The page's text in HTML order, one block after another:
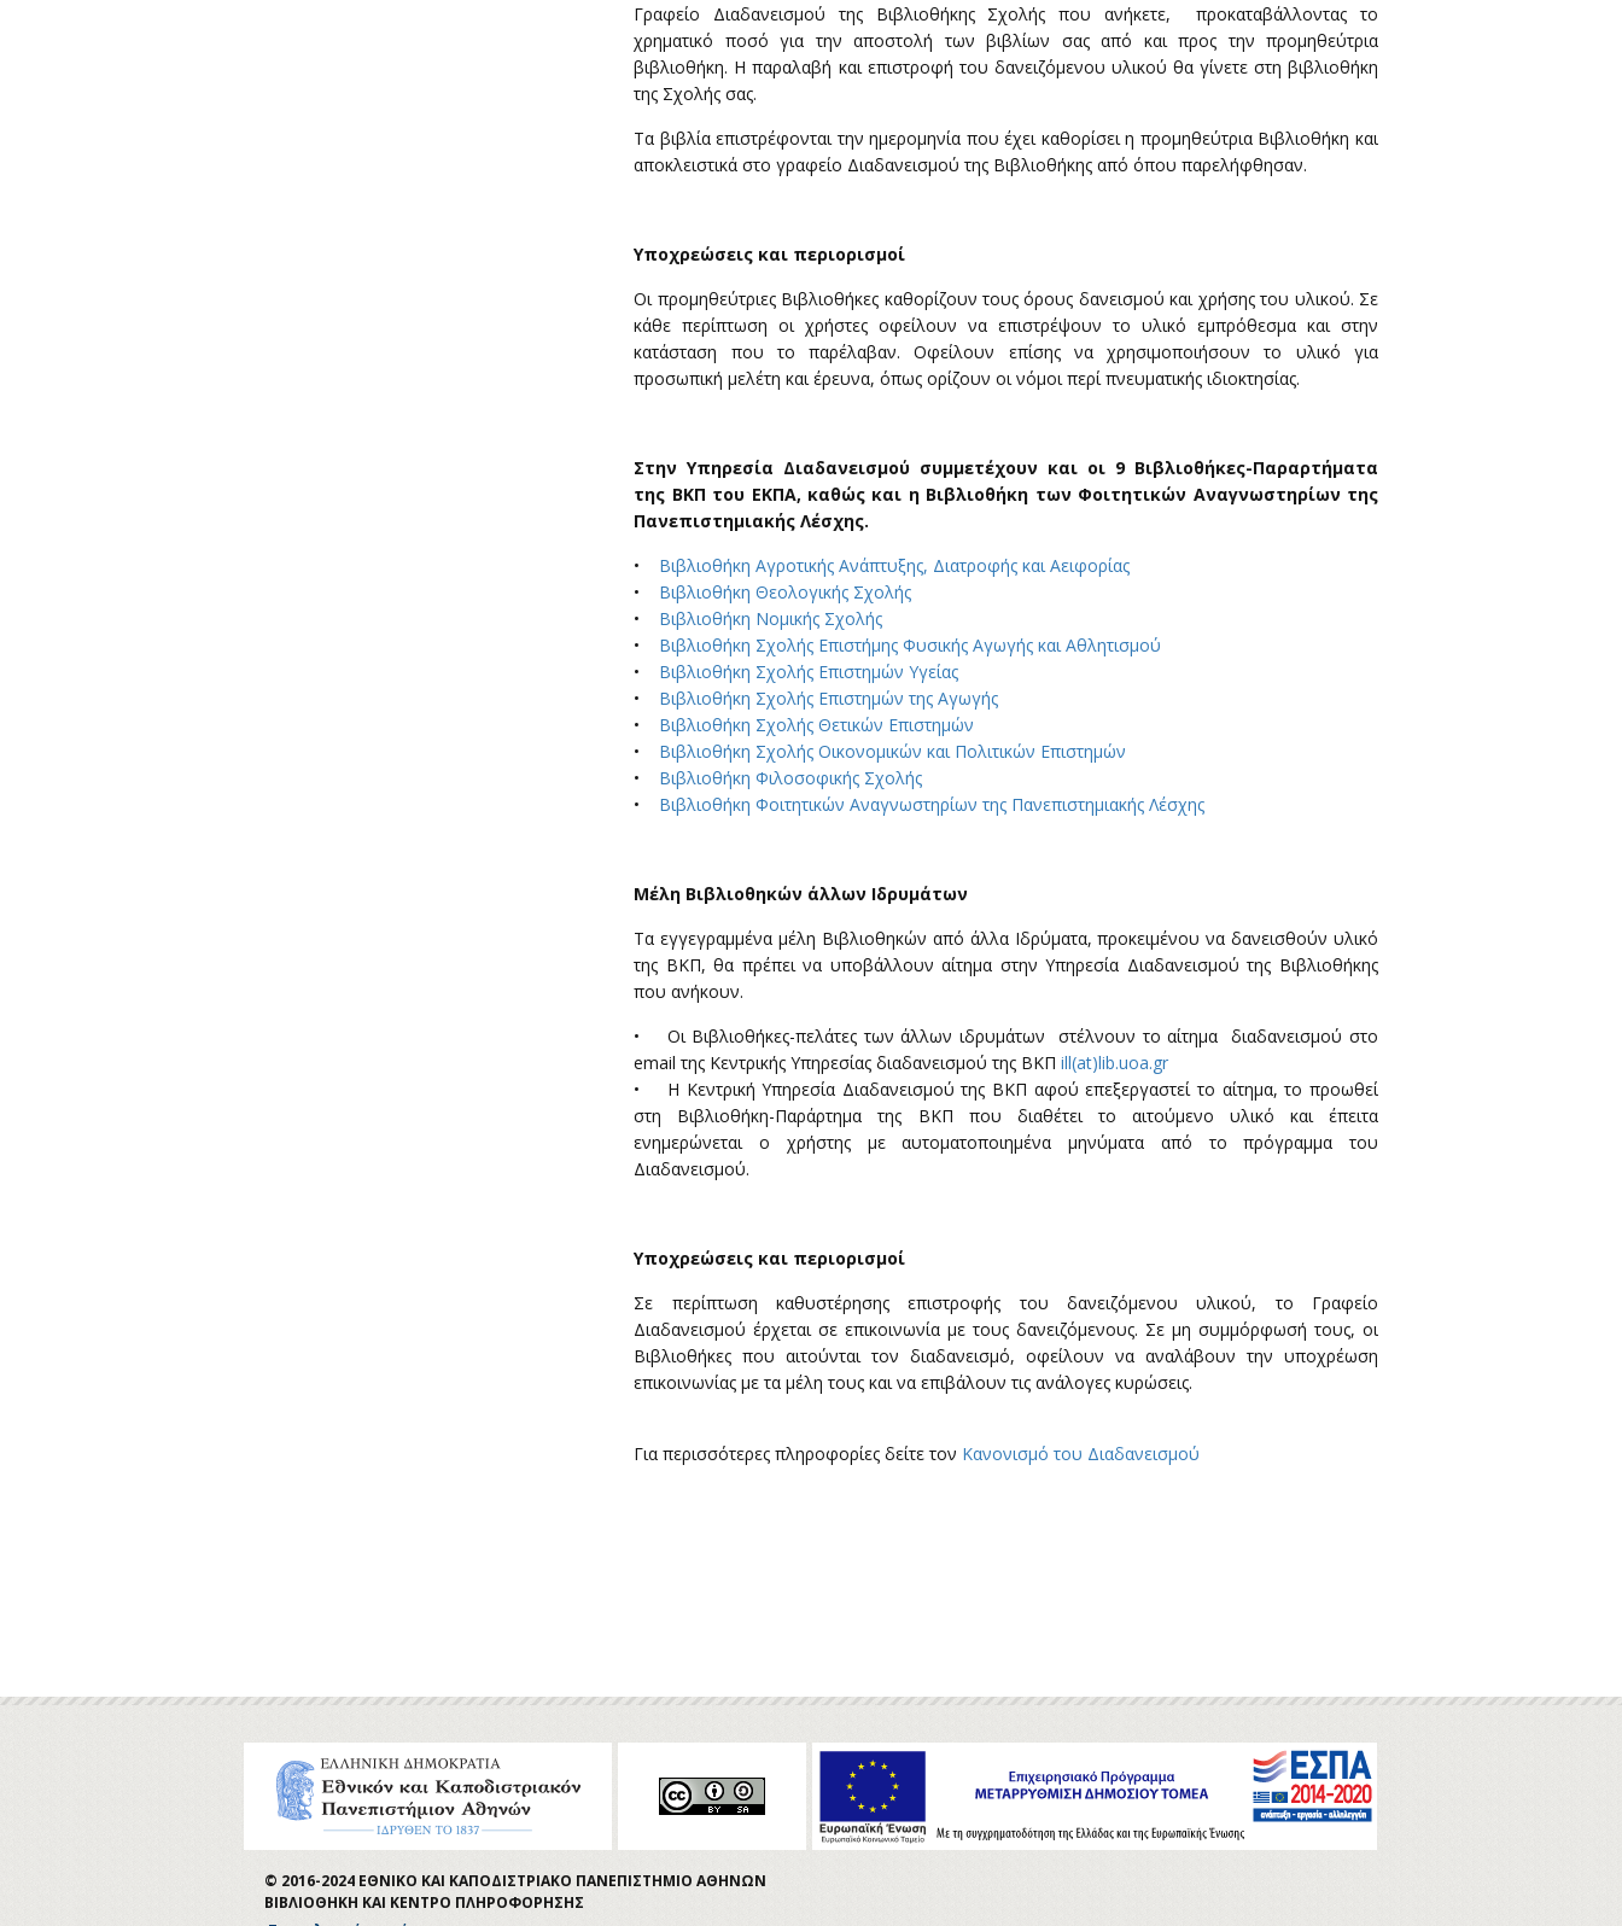
Γραφείο Διαδανεισμού της Βιβλιοθήκης Σχολής που ανήκετε, προκαταβάλλοντας το
χρηματικό ποσό για την αποστολή των βιβλίων σας από και προς την προμηθεύτρια
βιβλιοθήκη. Η παραλαβή και επιστροφή του δανειζόμενου υλικού θα γίνετε στη βιβλιοθήκη
της Σχολής σας.
Τα βιβλία επιστρέφονται την ημερομηνία που έχει καθορίσει η προμηθεύτρια Βιβλιοθήκη και
αποκλειστικά στο γραφείο Διαδανεισμού της Βιβλιοθήκης από όπου παρελήφθησαν.
Υποχρεώσεις και περιορισμοί
Οι προμηθεύτριες Βιβλιοθήκες καθορίζουν τους όρους δανεισμού και χρήσης του υλικού. Σε
κάθε περίπτωση οι χρήστες οφείλουν να επιστρέψουν το υλικό εμπρόθεσμα και στην
κατάσταση που το παρέλαβαν. Οφείλουν επίσης να χρησιμοποιήσουν το υλικό για
προσωπική μελέτη και έρευνα, όπως ορίζουν οι νόμοι περί πνευματικής ιδιοκτησίας.
Στην Υπηρεσία Διαδανεισμού συμμετέχουν και οι 9 Βιβλιοθήκες-Παραρτήματα
της ΒΚΠ του ΕΚΠΑ, καθώς και η Βιβλιοθήκη των Φοιτητικών Αναγνωστηρίων της
Πανεπιστημιακής Λέσχης.
• Βιβλιοθήκη Αγροτικής Ανάπτυξης, Διατροφής και Αειφορίας
• Βιβλιοθήκη Θεολογικής Σχολής
• Βιβλιοθήκη Νομικής Σχολής
• Βιβλιοθήκη Σχολής Επιστήμης Φυσικής Αγωγής και Αθλητισμού
• Βιβλιοθήκη Σχολής Επιστημών Υγείας
• Βιβλιοθήκη Σχολής Επιστημών της Αγωγής
• Βιβλιοθήκη Σχολής Θετικών Επιστημών
• Βιβλιοθήκη Σχολής Οικονομικών και Πολιτικών Επιστημών
• Βιβλιοθήκη Φιλοσοφικής Σχολής
• Βιβλιοθήκη Φοιτητικών Αναγνωστηρίων της Πανεπιστημιακής Λέσχης
Μέλη Βιβλιοθηκών άλλων Ιδρυμάτων
Τα εγγεγραμμένα μέλη Βιβλιοθηκών από άλλα Iδρύματα, προκειμένου να δανεισθούν υλικό
της ΒΚΠ, θα πρέπει να υποβάλλουν αίτημα στην Υπηρεσία Διαδανεισμού της Βιβλιοθήκης
που ανήκουν.
• Οι Βιβλιοθήκες-πελάτες των άλλων ιδρυμάτων στέλνουν το αίτημα διαδανεισμού στο
email της Κεντρικής Υπηρεσίας διαδανεισμού της ΒΚΠill(at)lib.uoa.gr
• Η Κεντρική Υπηρεσία Διαδανεισμού της ΒΚΠ αφού επεξεργαστεί το αίτημα, το προωθεί
στη Βιβλιοθήκη-Παράρτημα της ΒΚΠ που διαθέτει το αιτούμενο υλικό και έπειτα
ενημερώνεται ο χρήστης με αυτοματοποιημένα μηνύματα από το πρόγραμμα του
Διαδανεισμού.
Υποχρεώσεις και περιορισμοί
Σε περίπτωση καθυστέρησης επιστροφής του δανειζόμενου υλικού, το Γραφείο
Διαδανεισμού έρχεται σε επικοινωνία με τους δανειζόμενους. Σε μη συμμόρφωσή τους, οι
Βιβλιοθήκες που αιτούνται τον διαδανεισμό, οφείλουν να αναλάβουν την υποχρέωση
επικοινωνίας με τα μέλη τους και να επιβάλουν τις ανάλογες κυρώσεις.
Για περισσότερες πληροφορίες δείτε τον Κανονισμό του Διαδανεισμού
© 2016-2024 ΕΘΝΙΚΟ ΚΑΙ ΚΑΠΟΔΙΣΤΡΙΑΚΟ ΠΑΝΕΠΙΣΤΗΜΙΟ ΑΘΗΝΩΝ
ΒΙΒΛΙΟΘΗΚΗ ΚΑΙ ΚΕΝΤΡΟ ΠΛΗΡΟΦΟΡΗΣΗΣ